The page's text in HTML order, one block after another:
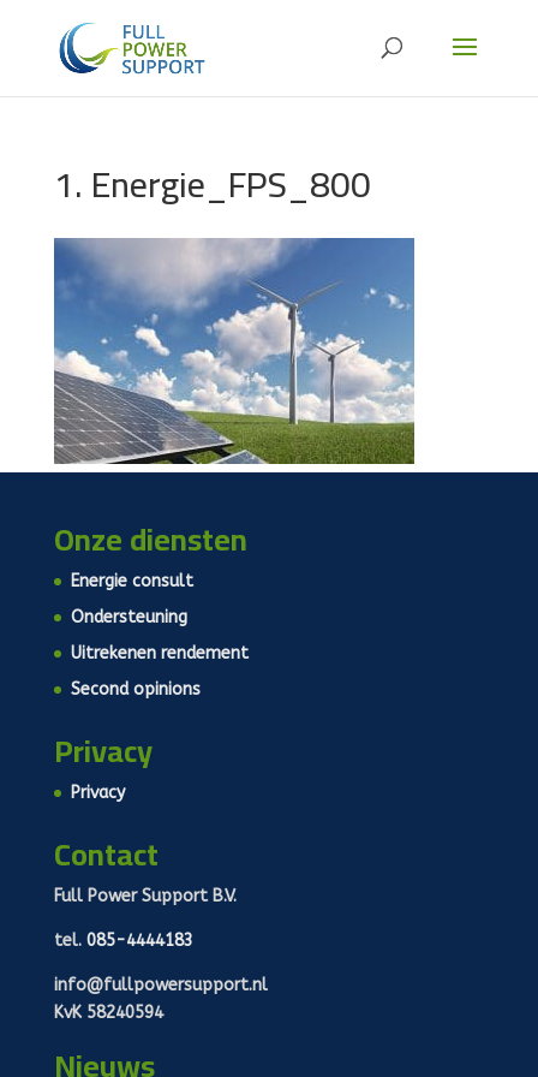
1. Energie_FPS_800
Onze diensten
Energie consult
Ondersteuning
Uitrekenen rendement
Second opinions
Privacy
Privacy
Contact
Full Power Support B.V.
tel. 085-4444183
info@fullpowersupport.nl
KvK 58240594